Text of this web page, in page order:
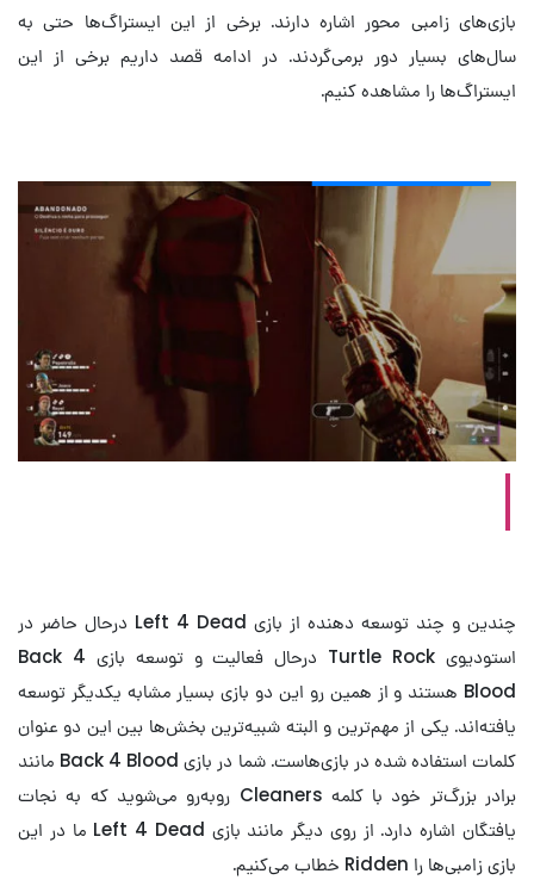
بازی‌های زامبی محور اشاره دارند. برخی از این ایستراگ‌ها حتی به
سال‌های بسیار دور برمی‌گردند. در ادامه قصد داریم برخی از این
ایستراگ‌ها را مشاهده کنیم.
چندین و چند توسعه دهنده از بازی Left 4 Dead درحال حاضر در
استودیوی Turtle Rock درحال فعالیت و توسعه بازی Back 4
Blood هستند و از همین رو این دو بازی بسیار مشابه یکدیگر توسعه
یافته‌اند. یکی از مهم‌ترین و البته شبیه‌ترین بخش‌ها بین این دو عنوان
کلمات استفاده شده در بازی‌هاست. شما در بازی Back 4 Blood مانند
برادر بزرگ‌تر خود با کلمه Cleaners روبه‌رو می‌شوید که به نجات
یافتگان اشاره دارد. از روی دیگر مانند بازی Left 4 Dead ما در این
بازی زامبی‌ها را Ridden خطاب می‌کنیم.